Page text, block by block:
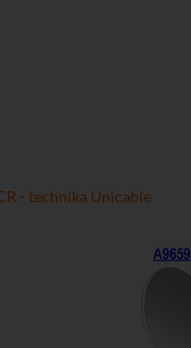
- technika Unicable